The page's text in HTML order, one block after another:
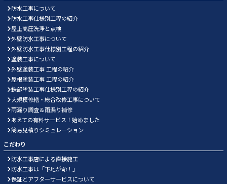
防水工事について
防水工事仕様別工程の紹介
屋上高圧洗浄と点検
外壁防水工事について
外壁防水工事仕様別工程の紹介
塗装工事について
外壁塗装工事 工程の紹介
屋根塗装工事 工程の紹介
鉄部塗装工事仕様別工程の紹介
大規模修繕・総合改修工事について
雨漏り調査＆雨漏り補修
あえての有料サービス！始めました
簡易見積りシミュレーション
こだわり
防水工事店による直接施工
防水工事は「下地が命！」
保証とアフターサービスについて